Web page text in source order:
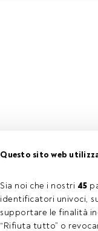
Questo sito web
Sia noi che i nostri 45
identificatori univoci,
supportare le finalità
“Rifiuta tutto” o